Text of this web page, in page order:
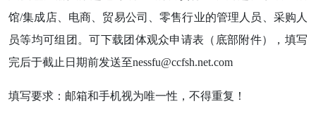
馆/集成店、电商、贸易公司、零售行业的管理人员、采购人
员等均可组团。可下载团体观众申请表（底部附件），填写
完后于截止日期前发送至nessfu@ccfsh.net.com
填写要求：邮箱和手机视为唯一性，不得重复！